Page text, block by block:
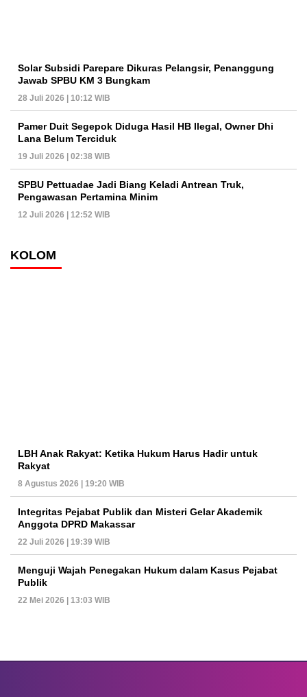
Solar Subsidi Parepare Dikuras Pelangsir, Penanggung
Jawab SPBU KM 3 Bungkam
28 Juli 2026 | 10:12 WIB
Pamer Duit Segepok Diduga Hasil HB Ilegal, Owner Dhi
Lana Belum Terciduk
19 Juli 2026 | 02:38 WIB
SPBU Pettuadae Jadi Biang Keladi Antrean Truk,
Pengawasan Pertamina Minim
12 Juli 2026 | 12:52 WIB
KOLOM
LBH Anak Rakyat: Ketika Hukum Harus Hadir untuk
Rakyat
8 Agustus 2026 | 19:20 WIB
Integritas Pejabat Publik dan Misteri Gelar Akademik
Anggota DPRD Makassar
22 Juli 2026 | 19:39 WIB
Menguji Wajah Penegakan Hukum dalam Kasus Pejabat
Publik
22 Mei 2026 | 13:03 WIB